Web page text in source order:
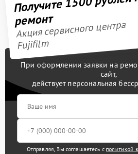
ремонт
Акция сервисного центра
Fujifilm
При оформлении заявки на
сайт,
действует персональная
Отправляя, Вы соглашаетесь с политикой